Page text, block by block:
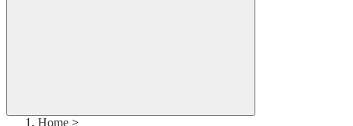
Home >